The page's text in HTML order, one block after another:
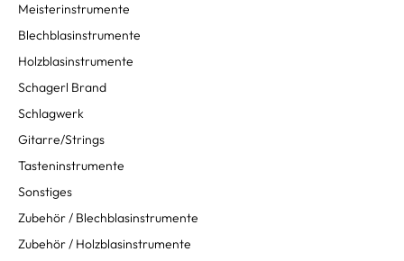
Meisterinstrumente
Blechblasinstrumente
Holzblasinstrumente
Schagerl Brand
Schlagwerk
Gitarre/Strings
Tasteninstrumente
Sonstiges
Zubehör / Blechblasinstrumente
Zubehör / Holzblasinstrumente